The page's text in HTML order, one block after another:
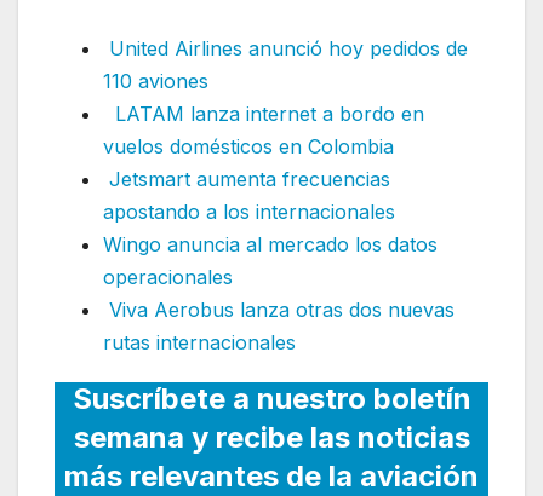
United Airlines anunció hoy pedidos de
110 aviones
LATAM lanza internet a bordo en
vuelos domésticos en Colombia
Jetsmart aumenta frecuencias
apostando a los internacionales
Wingo anuncia al mercado los datos
operacionales
Viva Aerobus lanza otras dos nuevas
rutas internacionales
Suscríbete a nuestro boletín
semana y recibe las noticias
más relevantes de la aviación